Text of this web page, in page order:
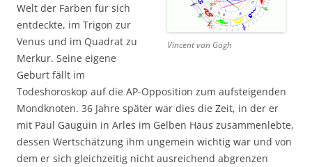
Vincent van Gogh
Welt der Farben für sich
entdeckte, im Trigon zur
Venus und im Quadrat zu
Merkur. Seine eigene
Geburt fällt im
Todeshoroskop auf die AP-Opposition zum aufsteigenden
Mondknoten. 36 Jahre später war dies die Zeit, in der er
mit Paul Gauguin in Arles im Gelben Haus zusammenlebte,
dessen Wertschätzung ihm ungemein wichtig war und von
dem er sich gleichzeitig nicht ausreichend abgrenzen